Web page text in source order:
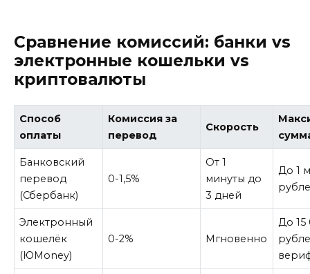
Сравнение комиссий: банки vs
электронные кошельки vs
криптовалюты
Способ
оплаты
Комиссия за
перевод
Скорость
Банковский
перевод
(Сбербанк)
0-1,5%
От 1
минуты до
3 дней
До 1
Электронный
кошелёк
(ЮMoney)
0-2% Мгновенно
До 15